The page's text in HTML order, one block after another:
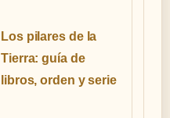
Los pilares de la
Tierra: guía de
libros, orden y serie